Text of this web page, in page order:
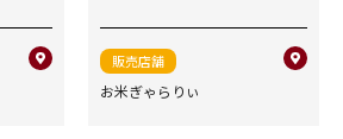
販売店舗
お米ぎゃらりぃ